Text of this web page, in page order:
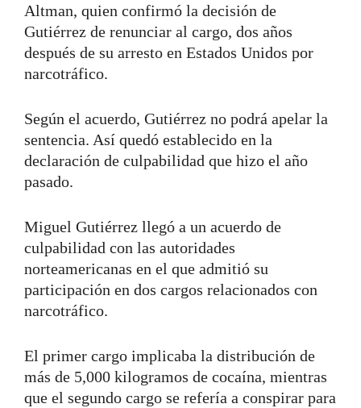
Altman, quien confirmó la decisión de
Gutiérrez de renunciar al cargo, dos años
después de su arresto en Estados Unidos por
narcotráfico.
Según el acuerdo, Gutiérrez no podrá apelar la
sentencia. Así quedó establecido en la
declaración de culpabilidad que hizo el año
pasado.
Miguel Gutiérrez llegó a un acuerdo de
culpabilidad con las autoridades
norteamericanas en el que admitió su
participación en dos cargos relacionados con
narcotráfico.
El primer cargo implicaba la distribución de
más de 5,000 kilogramos de cocaína, mientras
que el segundo cargo se refería a conspirar para